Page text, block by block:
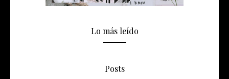
Lo más leído
Posts